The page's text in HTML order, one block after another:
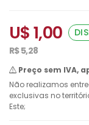
U$ 1,00
R$ 5,28
Preço sem IVA,
Não realizamos
exclusivas no
Este;